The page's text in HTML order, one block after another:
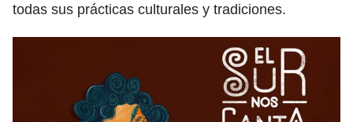
todas sus prácticas culturales y tradiciones.